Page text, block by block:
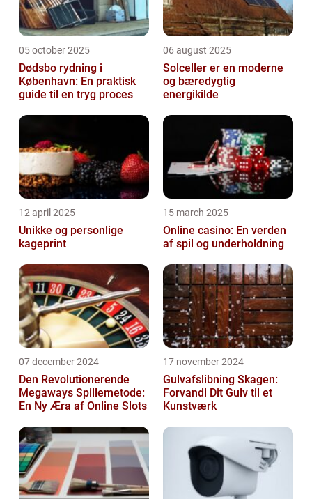
05 october 2025
Dødsbo rydning i
København: En praktisk
guide til en tryg proces
06 august 2025
Solceller er en moderne
og bæredygtig
energikilde
12 april 2025
Unikke og personlige
kageprint
15 march 2025
Online casino: En verden
af spil og underholdning
07 december 2024
Den Revolutionerende
Megaways Spillemetode:
En Ny Æra af Online Slots
17 november 2024
Gulvafslibning Skagen:
Forvandl Dit Gulv til et
Kunstværk